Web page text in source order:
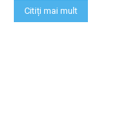
Citiți mai mult